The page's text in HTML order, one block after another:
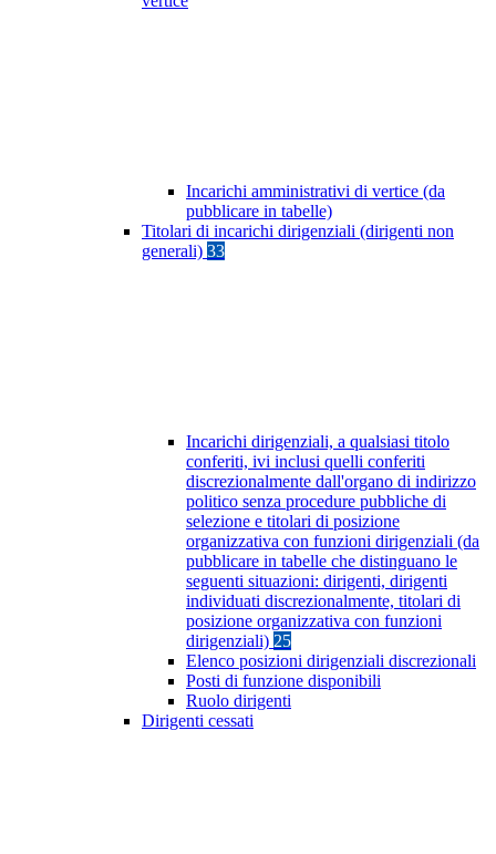
Incarichi amministrativi di vertice (da
pubblicare in tabelle)
Titolari di incarichi dirigenziali (dirigenti non
generali) 33
Incarichi dirigenziali, a qualsiasi titolo
conferiti, ivi inclusi quelli conferiti
discrezionalmente dall'organo di indirizzo
politico senza procedure pubbliche di
selezione e titolari di posizione
organizzativa con funzioni dirigenziali (da
pubblicare in tabelle che distinguano le
seguenti situazioni: dirigenti, dirigenti
individuati discrezionalmente, titolari di
posizione organizzativa con funzioni
dirigenziali) 25
Elenco posizioni dirigenziali discrezionali
Posti di funzione disponibili
Ruolo dirigenti
Dirigenti cessati